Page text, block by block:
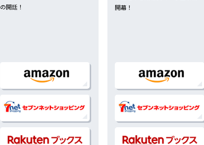
2018.10.25
2018.10.18
GFC「地縛少年 花子くん」9巻、10/26発売記念フェア開催!!
2018.10.18
GFC「地縛少年 花子くん」第9巻、10/26発売！
2018.05.18
の開廷！
開幕！